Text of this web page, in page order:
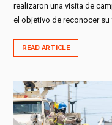
realizaron una visita de
el objetivo de reconocer su
READ ARTICLE